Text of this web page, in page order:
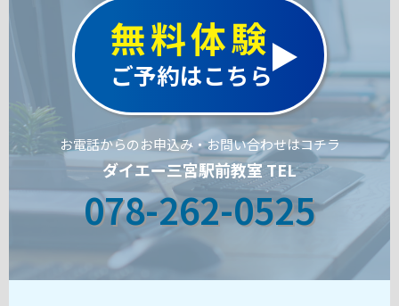
無料体験
ご予約はこちら
お電話からのお申込み・お問い合わせはコチラ
ダイエー三宮駅前教室 TEL
078-262-0525